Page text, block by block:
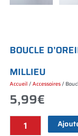
BOUCLE D’OREI
MILLIEU
Accueil /Accessoires/
5,99€
Boucle